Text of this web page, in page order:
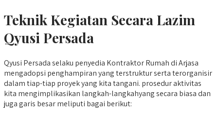
Teknik Kegiatan Secara Lazim
Qyusi Persada
Qyusi Persada selaku penyedia Kontraktor Rumah di Arjasa
mengadopsi penghampiran yang terstruktur serta terorganisir
dalam tiap-tiap proyek yang kita tangani. prosedur aktivitas
kita mengimplikasikan langkah-langkahyang secara biasa dan
juga garis besar meliputi bagai berikut: